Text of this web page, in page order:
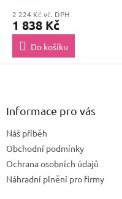
2 224 Kč vč. DPH
1 838 Kč
Do košíku
Z
Informace pro vás
Náš příběh
Obchodní podmínky
Ochrana osobních údajů
Náhradní plnění pro firmy